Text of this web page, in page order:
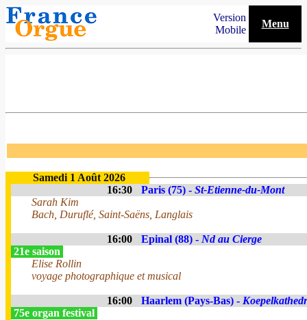
Version
Mobile
Menu
Samedi 1 Août 2026
16:30
Paris (75) - St-Etienne-du-Mont
Sarah Kim
Bach, Duruflé, Saint-Saëns, Langlais
16:00 Epinal (88) - Nd au Cierge
21e saison
Elise Rollin
voyage photographique et musical
16:00 Haarlem (Pays-Bas) -
75e organ festival